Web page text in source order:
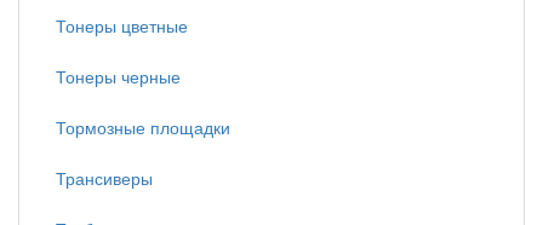
Тонеры цветные
Тонеры черные
Тормозные площадки
Трансиверы